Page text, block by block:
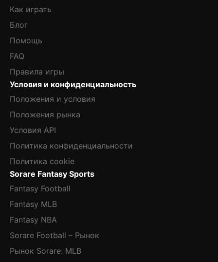
Как играть
Блог
Помощь
FAQ
Правила игры
Условия и конфиденциальность
Положения и условия
Положения рынка
Условия API
Политика конфиденциальности
Политика cookie
Sorare Fantasy Sports
Fantasy Football
Fantasy MLB
Fantasy NBA
Sorare Football – Рынок
Рынок Sorare: MLB